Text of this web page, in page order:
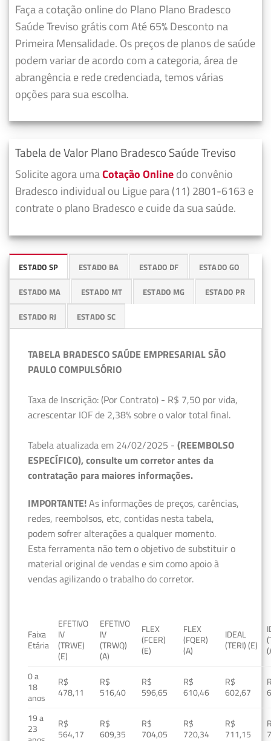
Faça a cotação online do Plano Plano Bradesco
Saúde Treviso grátis com Até 65% Desconto na
Primeira Mensalidade. Os preços de planos de saúde
podem variar de acordo com a categoria, área de
abrangência e rede credenciada, temos várias
opções para sua escolha.
Tabela de Valor Plano Bradesco Saúde Treviso
Solicite agora umaCotação Onlinedo convênio
Bradesco individual ou Ligue para (11) 2801-6163 e
contrate o plano Bradesco e cuide da sua saúde.
ESTADO SP ESTADO BA ESTADO DF ESTADO GO
ESTADO MA ESTADO MT ESTADO MG ESTADO PR
ESTADO RJ ESTADO SC
TABELA BRADESCO SAÚDE EMPRESARIAL SÃO
PAULO COMPULSÓRIO
Taxa de Inscrição: (Por Contrato) - R$ 7,50 por vida,
acrescentar IOF de 2,38% sobre o valor total final.
Tabela atualizada em 24/02/2025 - (REEMBOLSO
ESPECÍFICO), consulte um corretor antes da
contratação para maiores informações.
IMPORTANTE!As informações de preços, carências,
redes, reembolsos, etc, contidas nesta tabela,
podem sofrer alterações a qualquer momento.
Esta ferramenta não tem o objetivo de substituir o
material original de vendas e sim como apoio à
vendas agilizando o trabalho do corretor.
Faixa
Etária
EFETIVO
IV
(TRWE)
(E)
EFETIVO
IV
(TRWQ)
(A)
FLEX
(FCER)
(E)
FLEX
(FQER)
(A)
IDEAL
(TERI) (E)
0 a
18
anos
R$
478,11
R$
516,40
R$
596,65
R$
610,46
R$
602,67
19 a
23
R$
564,17
R$
609,35
R$
704,05
R$
720,34
R$
711,15